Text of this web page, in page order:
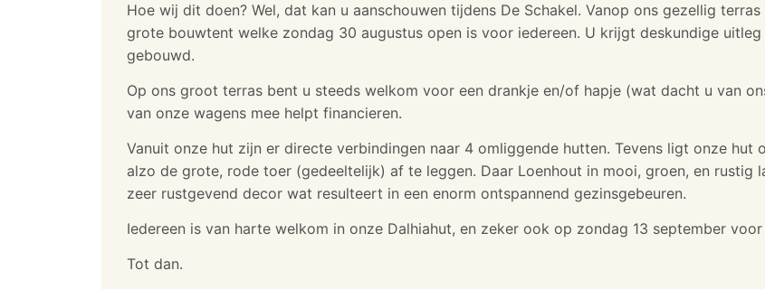
Hoe wij dit doen? Wel, dat kan u aanschouwen tijdens De Schakel. Vanop ons gezellig
grote bouwtent welke zondag 30 augustus open is voor iedereen. U krijgt deskundige
gebouwd.
Op ons groot terras bent u steeds welkom voor een drankje en/of hapje (wat dacht u van
van onze wagens mee helpt financieren.
Vanuit onze hut zijn er directe verbindingen naar 4 omliggende hutten. Tevens ligt onze hut
alzo de grote, rode toer (gedeeltelijk) af te leggen. Daar Loenhout in mooi, groen, en rustig
zeer rustgevend decor wat resulteert in een enorm ontspannend gezinsgebeuren.
Iedereen is van harte welkom in onze Dalhiahut, en zeker ook op zondag 13 september
Tot dan.